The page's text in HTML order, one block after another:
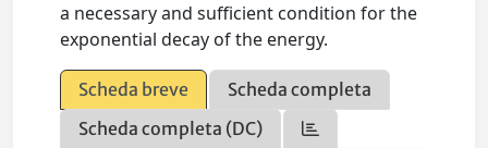
a necessary and sufficient condition for the
exponential decay of the energy.
Scheda breve
Scheda completa
Scheda completa (DC)